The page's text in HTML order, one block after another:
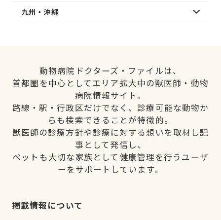
九州・沖縄
動物病院ドクターズ・ファイルは、
首都圏を中心としてエリア拡大中の獣医師・動物
病院情報サイト。
路線・駅・行政区だけでなく、診療可能な動物か
らも検索できることが特徴的。
獣医師の診療方針や診療に対する想いを取材し記
事として発信し、
ペットも大切な家族として健康管理を行うユーザ
ーをサポートしています。
掲載情報について